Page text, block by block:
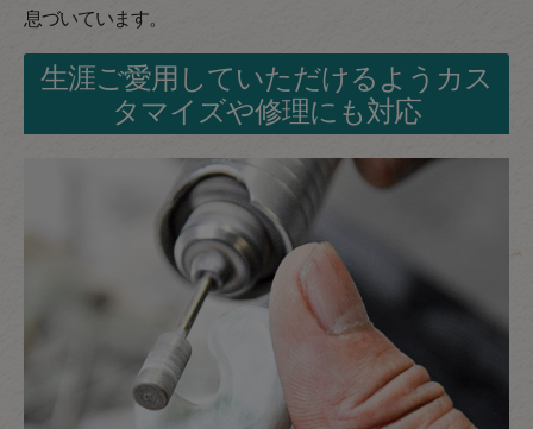
息づいています。
生涯ご愛用していただけるようカス
タマイズや修理にも対応